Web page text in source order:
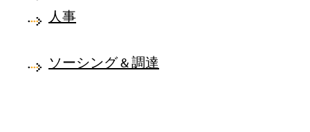
人事
ソーシング & 調達